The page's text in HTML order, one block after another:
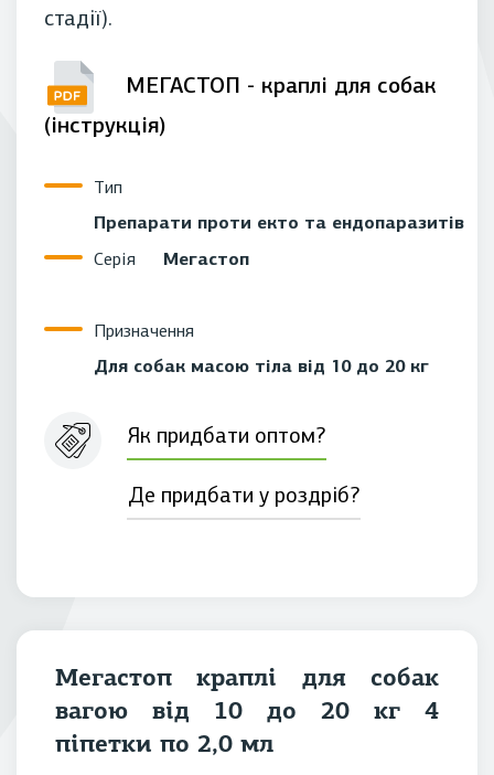
стадії).
МЕГАСТОП - краплі для собак
(інструкція)
Тип
Препарати проти екто та ендопаразитів
Серія Мегастоп
Призначення
Для собак масою тіла від 10 до 20 кг
Як придбати оптом?
Де придбати у роздріб?
Мегастоп краплі для собак
вагою від 10 до 20 кг 4
піпетки по 2,0 мл